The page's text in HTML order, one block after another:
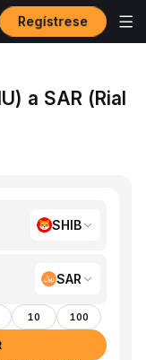
Regístrese
a SAR (Rial
SHIB
SAR
10 100